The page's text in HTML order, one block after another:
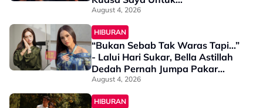
August 4, 2026
HIBURAN
“Bukan Sebab Tak Waras Tapi...”
- Lalui Hari Sukar, Bella Astillah
Dedah Pernah Jumpa Pakar
Psikiatri
August 4, 2026
HIBURAN